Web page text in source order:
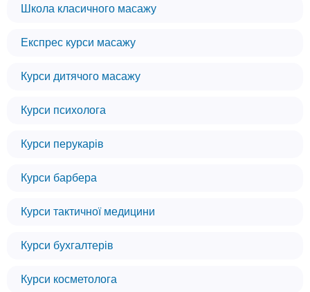
Школа класичного масажу
Експрес курси масажу
Курси дитячого масажу
Курси психолога
Курси перукарів
Курси барбера
Курси тактичної медицини
Курси бухгалтерів
Курси косметолога